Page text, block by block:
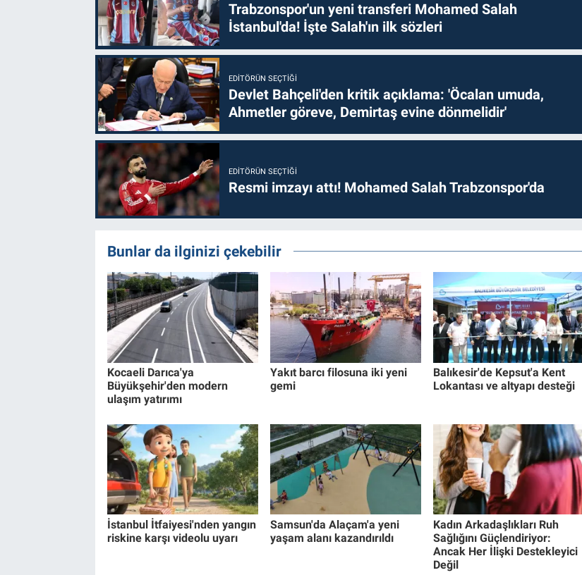
Trabzonspor'un yeni transferi Mohamed Salah
İstanbul'da! İşte Salah'ın ilk sözleri
EDITÖRÜN SEÇTIĞI
Devlet Bahçeli'den kritik açıklama: 'Öcalan umuda,
Ahmetler göreve, Demirtaş evine dönmelidir'
EDITÖRÜN SEÇTIĞI
Resmi imzayı attı! Mohamed Salah Trabzonspor'da
Bunlar da ilginizi çekebilir
Kocaeli Darıca'ya
Büyükşehir'den modern
ulaşım yatırımı
Yakıt barcı filosuna iki yeni
gemi
Balıkesir'de Kepsut'a Kent
Lokantası ve altyapı desteği
İstanbul İtfaiyesi'nden yangın
riskine karşı videolu uyarı
Samsun'da Alaçam'a yeni
yaşam alanı kazandırıldı
Kadın Arkadaşlıkları Ruh
Sağlığını Güçlendiriyor:
Ancak Her İlişki Destekleyici
Değil